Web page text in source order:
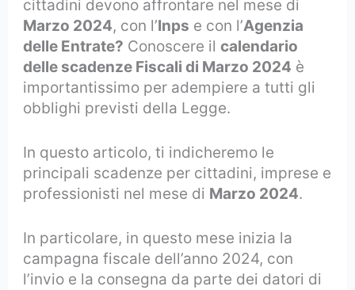
cittadini devono affrontare nel mese di
Marzo 2024, con l’Inps e con l’Agenzia
delle Entrate? Conoscere ilcalendario
delle scadenze Fiscali di Marzo 2024 è
importantissimo per adempiere a tutti gli
obblighi previsti della Legge.
In questo articolo, ti indicheremo le
principali scadenze per cittadini, imprese e
professionisti nel mese di Marzo 2024.
In particolare, in questo mese inizia la
campagna fiscale dell’anno 2024, con
l’invio e la consegna da parte dei datori di